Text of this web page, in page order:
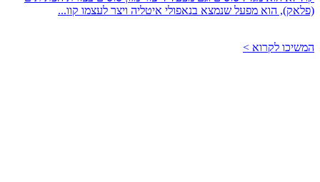
(פלאק), הוא מפעל שנמצא בנאפולי איטליה ויצר לעצמו קוו...
המשיכו לקרוא >